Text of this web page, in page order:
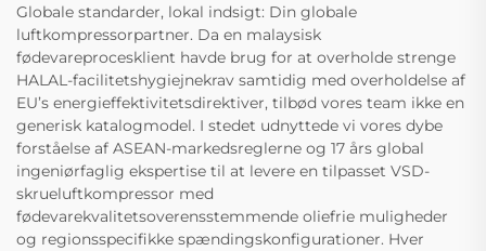
Globale standarder, lokal indsigt: Din globale
luftkompressorpartner. Da en malaysisk
fødevareprocesklient havde brug for at overholde strenge
HALAL-facilitetshygiejnekrav samtidig med overholdelse af
EU’s energieffektivitetsdirektiver, tilbød vores team ikke en
generisk katalogmodel. I stedet udnyttede vi vores dybe
forståelse af ASEAN-markedsreglerne og 17 års global
ingeniørfaglig ekspertise til at levere en tilpasset VSD-
skrueluftkompressor med
fødevarekvalitetsoverensstemmende oliefrie muligheder
og regionsspecifikke spændingskonfigurationer. Hver